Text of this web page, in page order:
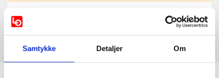
Samtykke Detaljer Om
Tariffavtalene sentrale i den
norske modellen
DEN NORSKE MODELLEN